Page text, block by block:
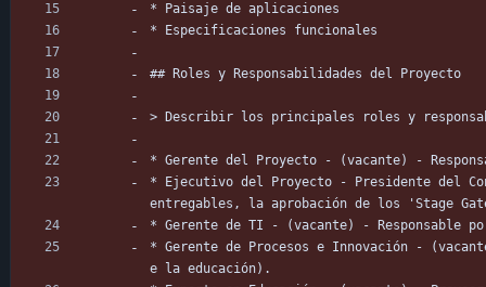
* Paisaje de aplicaciones
* Especificaciones funcionales
## Roles y Responsabilidades del Proyecto
> Describir los principales roles y
* Gerente del Proyecto - (vacante) -
* Ejecutivo del Proyecto - Presidente del
entregables, la aprobación de los 'Stage
* Gerente de TI - (vacante) - Responsable
* Gerente de Procesos e Innovación -
e la educación).